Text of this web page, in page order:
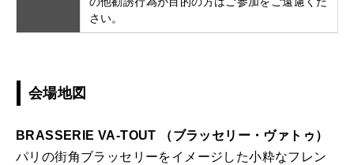
さい。
会場地図
BRASSERIE VA-TOUT （ブラッセリー・ヴァトゥ）
パリの街角ブラッセリーをイメージした小粋なフレン